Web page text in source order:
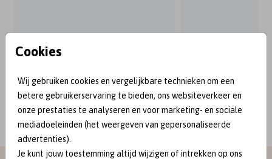
Cookies
Wij gebruiken cookies en vergelijkbare technieken om een
betere gebruikerservaring te bieden, ons websiteverkeer en
onze prestaties te analyseren en voor marketing- en sociale
mediadoeleinden (het weergeven van gepersonaliseerde
advertenties).
Je kunt jouw toestemming altijd wijzigen of intrekken op ons
BEKEND VAN: